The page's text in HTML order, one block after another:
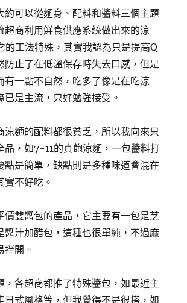
約可以從麵身、配料和醬料三個主題
超商利用鮮食供應系統做出來的涼
的工法特殊，其實我認為只是提高Q
防止了在低溫保存時失去口感，但是
有一點不自然，吃多了像是在吃涼
已是主流，只好勉強接受。
涼麵的配料都很貧乏，所以我向來只
品，如7-11的真飽涼麵，一包醬料打
點是簡單，缺點則是多種味道會混在
實不好吃。
價雙醬包的產品，它主要有一包是芝
醬汁加醋包，這種也很單純，不過麻
拌開。
，各超商都推了特殊醬包，如最近主
日式風格等，但我覺得不是很搭，如